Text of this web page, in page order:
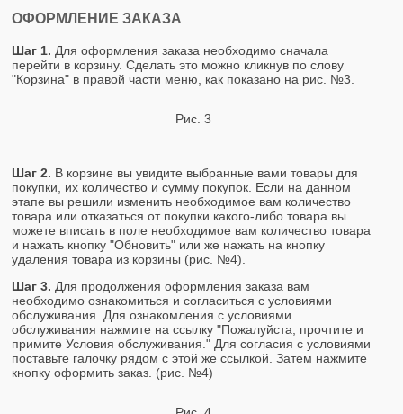
ОФОРМЛЕНИЕ ЗАКАЗА
Шаг 1.Для оформления заказа необходимо сначала
перейти в корзину. Сделать это можно кликнув по слову
"Корзина" в правой части меню, как показано на рис. №3.
Рис. 3
Шаг 2. В корзине вы увидите выбранные вами товары для
покупки, их количество и сумму покупок. Если на данном
этапе вы решили изменить необходимое вам количество
товара или отказаться от покупки какого-либо товара вы
можете вписать в поле необходимое вам количество товара
и нажать кнопку "Обновить" или же нажать на кнопку
удаления товара из корзины (рис. №4).
Шаг 3. Для продолжения оформления заказа вам
необходимо ознакомиться и согласиться с условиями
обслуживания. Для ознакомления с условиями
обслуживания нажмите на ссылку "Пожалуйста, прочтите и
примите Условия обслуживания." Для согласия с условиями
поставьте галочку рядом с этой же ссылкой. Затем нажмите
кнопку оформить заказ. (рис. №4)